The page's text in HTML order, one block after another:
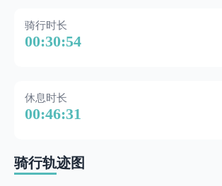
骑行时长
00:30:54
休息时长
00:46:31
骑行轨迹图